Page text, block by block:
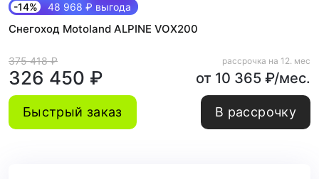
-14% 48 968 ₽ выгода
Снегоход Motoland ALPINE VOX200
375 418 ₽
326 450 ₽
рассрочка на 12. мес
от 10 365 ₽/мес.
Быстрый заказ В рассрочку